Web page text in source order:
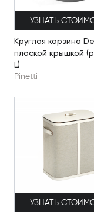
УЗНАТЬ
Круглая корзина
плоской крышкой
L)
Pinetti
УЗНАТЬ